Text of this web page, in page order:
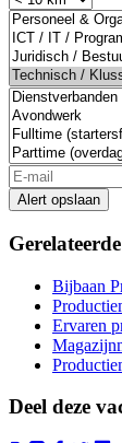
Alert opslaan
Bijbaan
Ervaren
Deel deze